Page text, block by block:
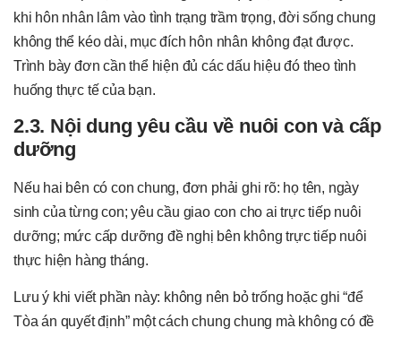
khi hôn nhân lâm vào tình trạng trầm trọng, đời sống chung
không thể kéo dài, mục đích hôn nhân không đạt được.
Trình bày đơn cần thể hiện đủ các dấu hiệu đó theo tình
huống thực tế của bạn.
2.3. Nội dung yêu cầu về nuôi con và cấp
dưỡng
Nếu hai bên có con chung, đơn phải ghi rõ: họ tên, ngày
sinh của từng con; yêu cầu giao con cho ai trực tiếp nuôi
dưỡng; mức cấp dưỡng đề nghị bên không trực tiếp nuôi
thực hiện hàng tháng.
Lưu ý khi viết phần này: không nên bỏ trống hoặc ghi “để
Tòa án quyết định” một cách chung chung mà không có đề